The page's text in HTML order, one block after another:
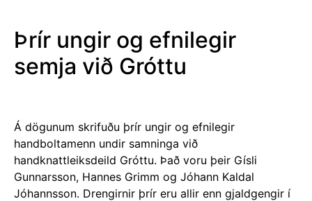
Þrír ungir og efnilegir
semja við Gróttu
Á dögunum skrifuðu þrír ungir og efnilegir
handboltamenn undir samninga við
handknattleiksdeild Gróttu. Það voru þeir Gísli
Gunnarsson, Hannes Grimm og Jóhann Kaldal
Jóhannsson. Drengirnir þrír eru allir enn gjaldgengir í